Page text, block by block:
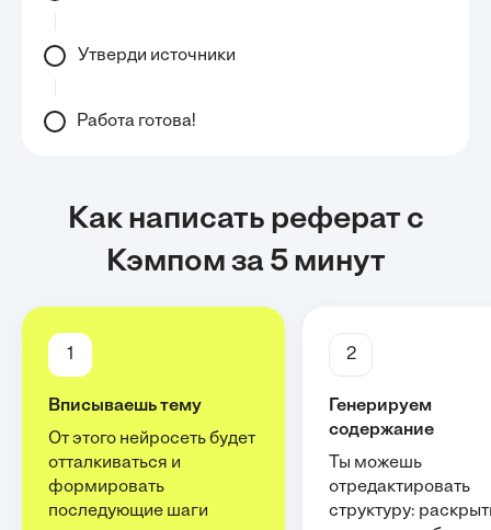
Утверди источники
Работа готова!
Как написать реферат с
Кэмпом за 5 минут
1
Вписываешь тему
От этого нейросеть будет
отталкиваться и
формировать
последующие шаги
2
Генерируем
содержание
Ты можешь
отредактировать
структуру: